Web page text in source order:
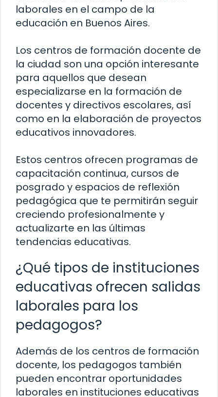
laborales en el campo de la
educación en Buenos Aires.
Los centros de formación docente de
la ciudad son una opción interesante
para aquellos que desean
especializarse en la formación de
docentes y directivos escolares, así
como en la elaboración de proyectos
educativos innovadores.
Estos centros ofrecen programas de
capacitación continua, cursos de
posgrado y espacios de reflexión
pedagógica que te permitirán seguir
creciendo profesionalmente y
actualizarte en las últimas
tendencias educativas.
¿Qué tipos de instituciones
educativas ofrecen salidas
laborales para los
pedagogos?
Además de los centros de formación
docente, los pedagogos también
pueden encontrar oportunidades
laborales en instituciones educativas